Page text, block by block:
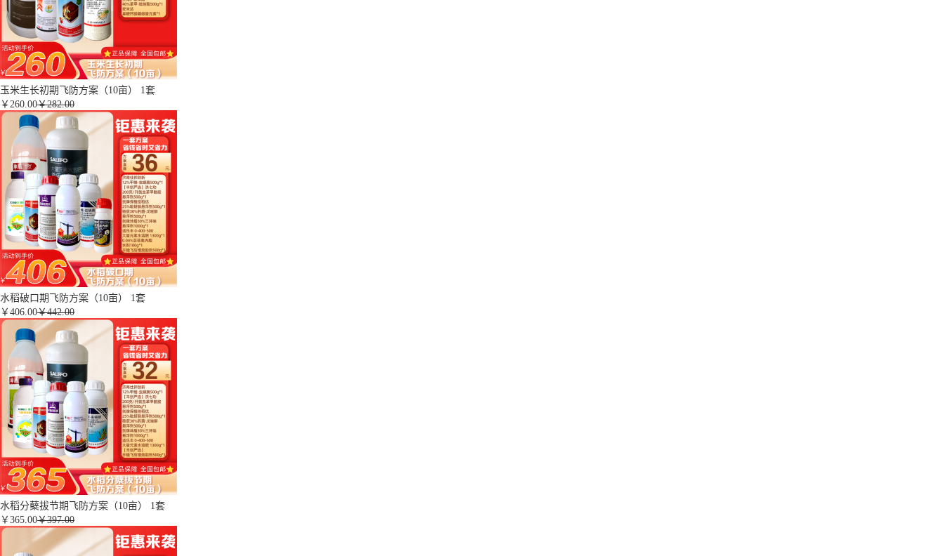
玉米生长初期飞防方案（10亩） 1套
￥ 260.00￥282.00
水稻破口期飞防方案（10亩） 1套
￥ 406.00￥442.00
水稻分蘖拔节期飞防方案（10亩） 1套
￥ 365.00￥397.00